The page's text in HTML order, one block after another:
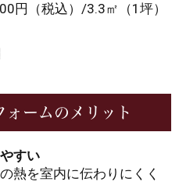
円（税込）/3.3㎡（1坪）
ォームのメリット
すい
熱を室内に伝わりにくく